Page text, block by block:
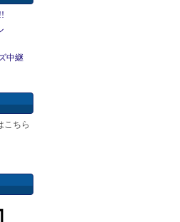
中継
こちら